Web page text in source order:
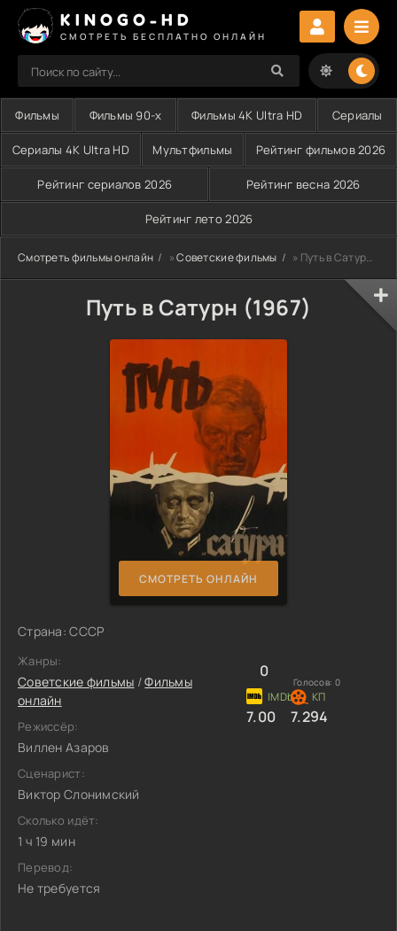
KINOGO-HD
СМОТРЕТЬ БЕСПЛАТНО ОНЛАЙН
Фильмы Фильмы 90-х Фильмы 4K Ultra HD Сериалы
Сериалы 4K Ultra HD Мультфильмы Рейтинг фильмов 2026
Рейтинг сериалов 2026 Рейтинг весна 2026
Рейтинг лето 2026
Смотреть фильмы онлайн »Советские фильмы » Путь в Сатурн (1967)
Путь в Сатурн (1967)
СМОТРЕТЬ ОНЛАЙН
Страна: СССР
Жанры:
Советские фильмы /Фильмы
онлайн
Режиссёр:
Виллен Азаров
Сценарист:
Виктор Слонимский
Сколько идёт:
1 ч 19 мин
Перевод:
Не требуется
0
Голосов: 0
7.00 7.294